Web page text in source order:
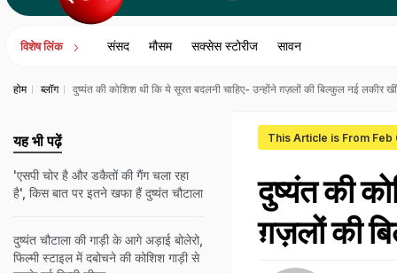
विशेष लिंक संसद मौसम सक्सेस स्टोरीज सावन
होम ब्लॉग दुष्यंत की कोशिश थी कि ये सूरत बदलनी चाहिए- उन्होंने ग़ज़लों की बिल्कुल नई लकीर
This Article is From
दुष्यंत की
ग़ज़लों की
यह भी पढ़ें
'एसपी चोर है और डकैतों की गैंग चला रहा
है', किस बात पर इतने खफा हैं दुष्यंत चौटाला
दुष्यंत चौटाला की गाड़ी के आगे अड़ाई बोलेरो,
फिल्मी स्टाइल में दबोचने की कोशिश गाड़ी से